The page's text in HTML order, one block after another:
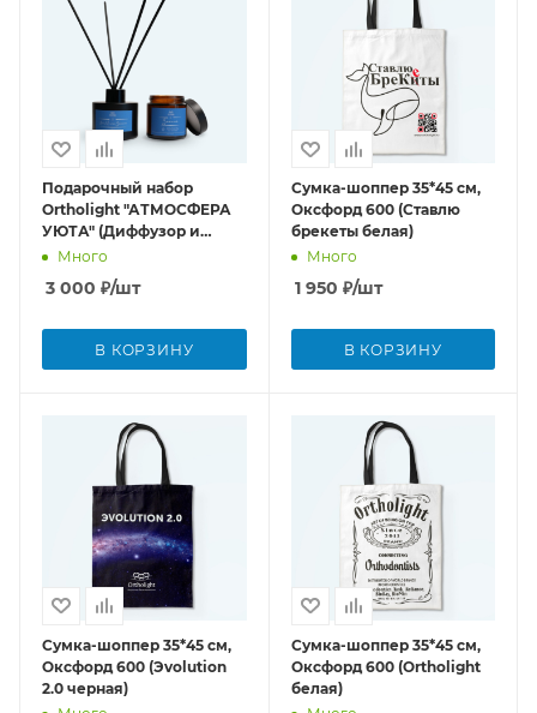
Подарочный набор
Ortholight "АТМОСФЕРА
УЮТА" (Диффузор и
свеча)
Много
3 000 ₽/шт
В КОРЗИНУ
Сумка-шоппер 35*45 см,
Оксфорд 600 (Ставлю
брекеты белая)
Много
1 950 ₽/шт
В КОРЗИНУ
Сумка-шоппер 35*45 см,
Оксфорд 600 (Эvolution
2.0 черная)
Сумка-шоппер 35*45 см,
Оксфорд 600 (Ortholight
белая)